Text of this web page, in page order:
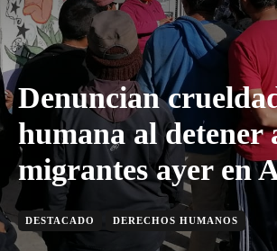
Denuncian
humana al detener
migrantes ayer en
DESTACADO DERECHOS HUMANOS